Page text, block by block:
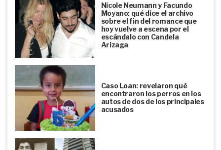
Nicole Neumann y Facundo
Moyano: qué dice el archivo
sobre el fin del romance que
hoy vuelve a escena por el
escándalo con Candela
Arizaga
Caso Loan: revelaron qué
encontraron los perros en los
autos de dos de los principales
acusados